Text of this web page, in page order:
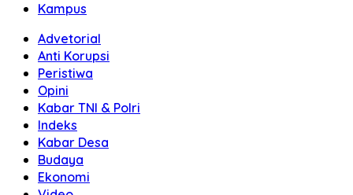
Kampus
Advetorial
Anti Korupsi
Peristiwa
Opini
Kabar TNI & Polri
Indeks
Kabar Desa
Budaya
Ekonomi